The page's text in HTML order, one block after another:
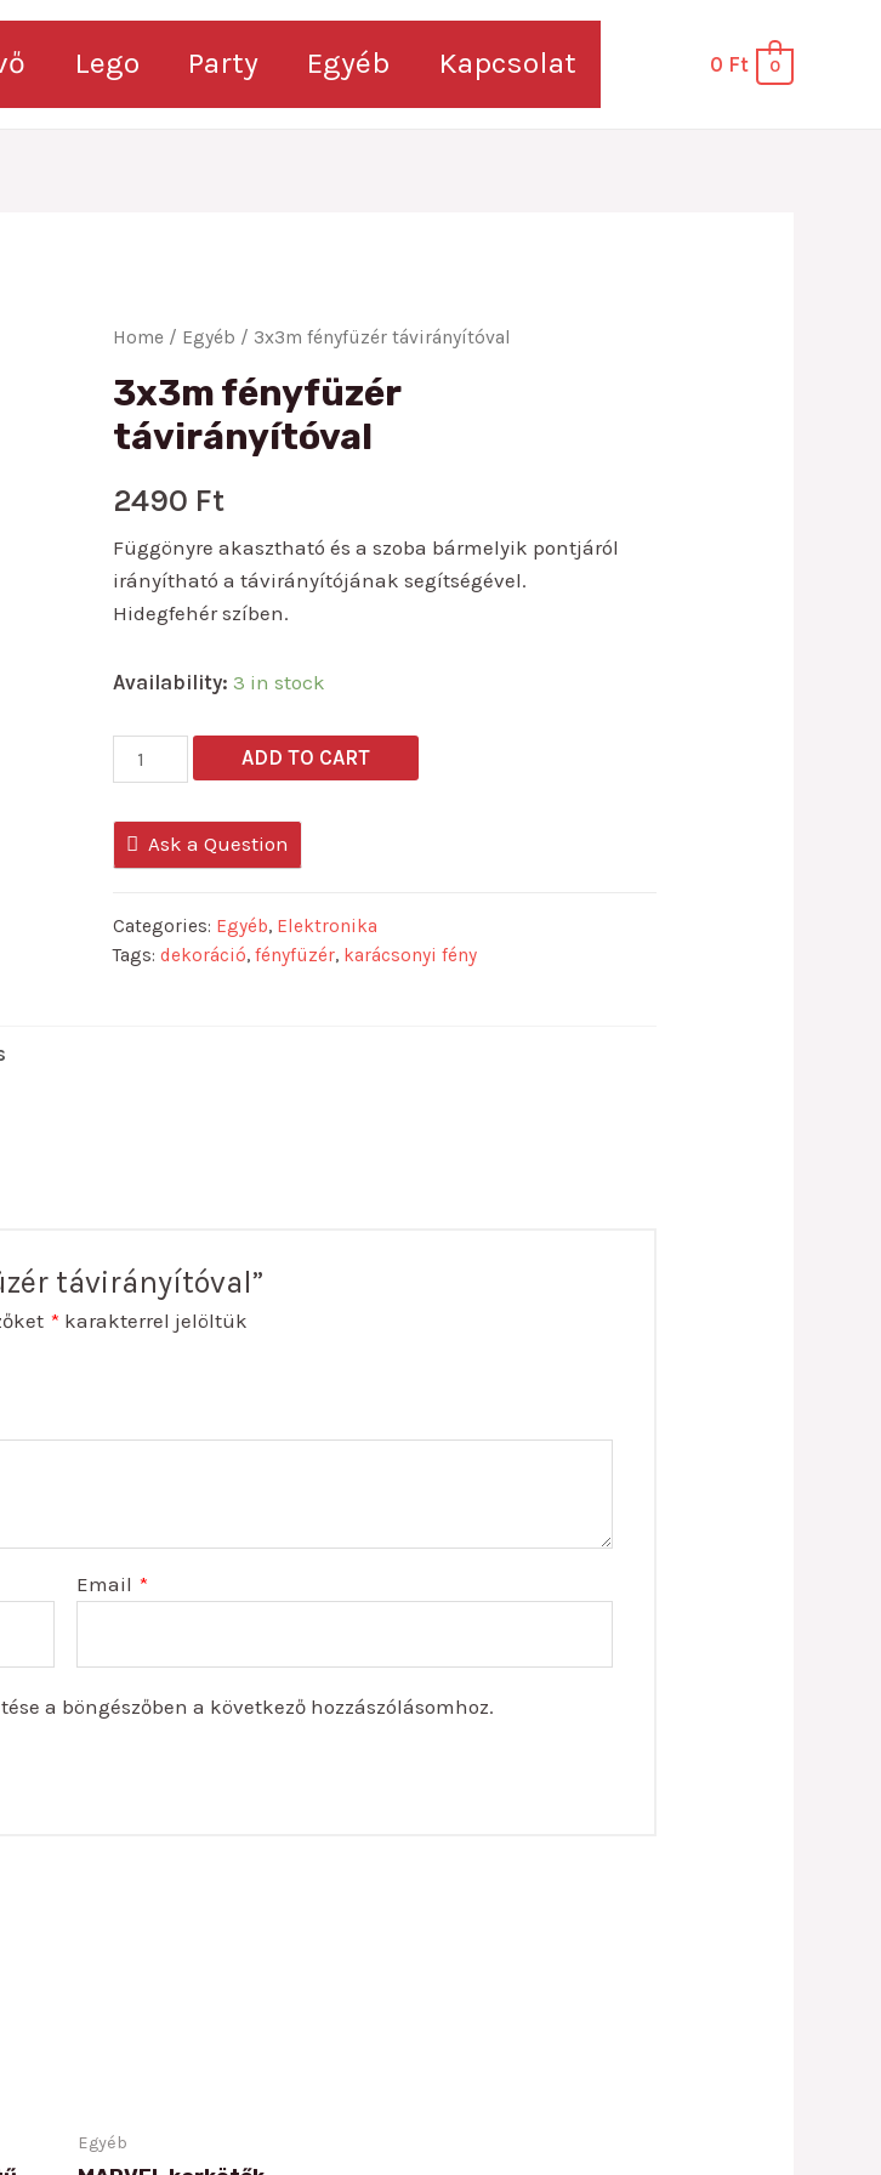
Lego Party Egyéb Kapcsolat 0 Ft 0
Home / Egyéb / 3x3m fényfüzér távirányítóval
3x3m fényfüzér
távirányítóval
2490 Ft
Függönyre akasztható és a szoba bármelyik pontjáról
irányítható a távirányítójának segítségével.
Hidegfehér szíben.
Availability: 3 in stock
3x3m
fényfüzér
quantity
ADD TO CART
Ask a Question
Categories: Egyéb, Elektronika
Tags: dekoráció, fényfüzér, karácsonyi fény
távirányítóval”
* karakterrel jelöltük
Email *
a böngészőben a következő hozzászólásomhoz.
Egyéb